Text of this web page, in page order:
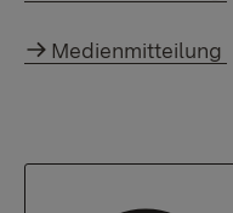
Medienmitteilung